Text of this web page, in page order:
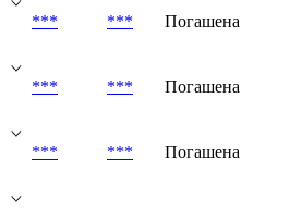
*** *** Погашена
*** *** Погашена
*** *** Погашена